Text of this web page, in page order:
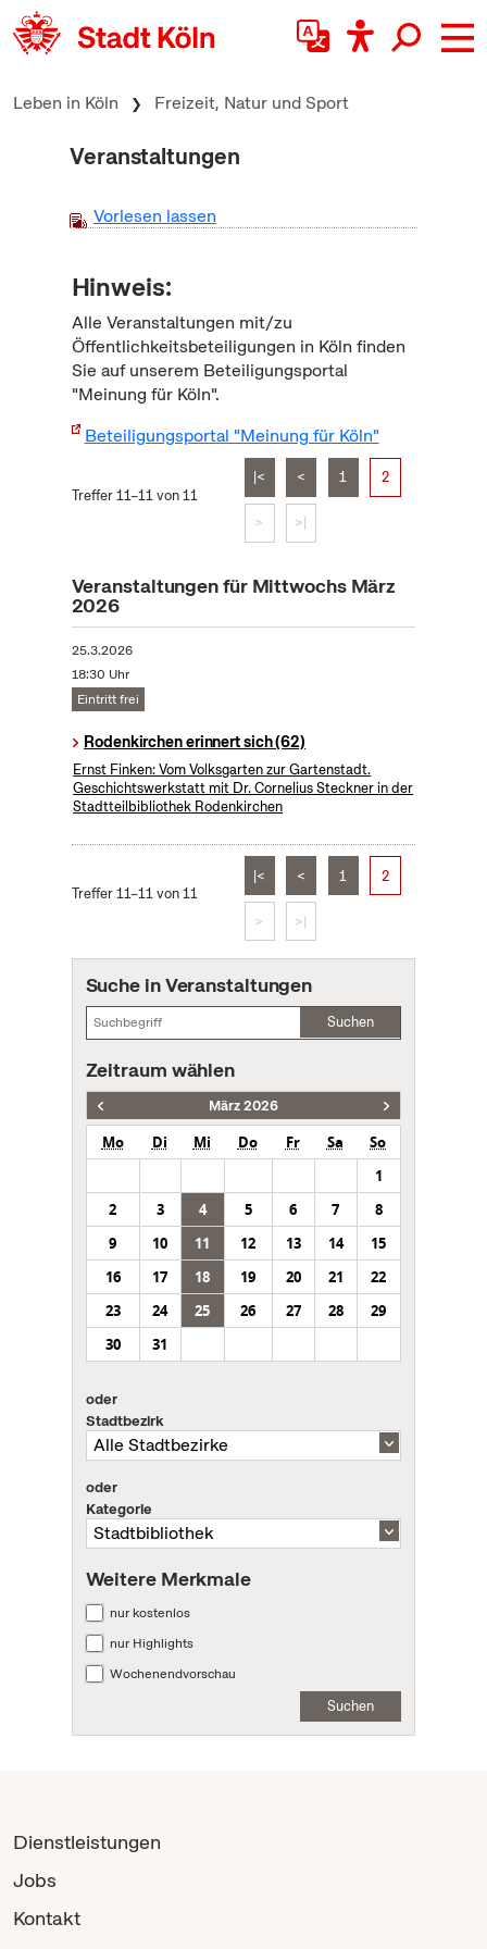
zum Inhalt springen
Leben in Köln Freizeit, Natur und Sport
Veranstaltungen
Vorlesen lassen
Hinweis:
Alle Veranstaltungen mit/zu
Öffentlichkeitsbeteiligungen in Köln finden
Sie auf unserem Beteiligungsportal
"Meinung für Köln".
Beteiligungsportal "Meinung für Köln"
Treffer 11–11 von 11
|< < 1 2
> >|
Veranstaltungen für Mittwochs März
2026
25.3.2026
18:30 Uhr
Eintritt frei
Rodenkirchen erinnert sich (62)
Ernst Finken: Vom Volksgarten zur Gartenstadt.
Geschichtswerkstatt mit Dr. Cornelius Steckner in der
Stadtteilbibliothek Rodenkirchen
Treffer 11–11 von 11
|< < 1 2
> >|
Suche in Veranstaltungen
Suchen
Zeitraum wählen
März 2026
Mo Di Mi Do Fr Sa
So
1
2
3 4 5 6 7
8
9
10 11 12 13 14
15
16
17 18 19 20 21
22
23
24 25 26 27 28
29
30
31
oder
Stadtbezirk
oder
Kategorie
Weitere Merkmale
nur kostenlos
nur Highlights
Wochenendvorschau
Suchen
Dienstleistungen
Jobs
Kontakt